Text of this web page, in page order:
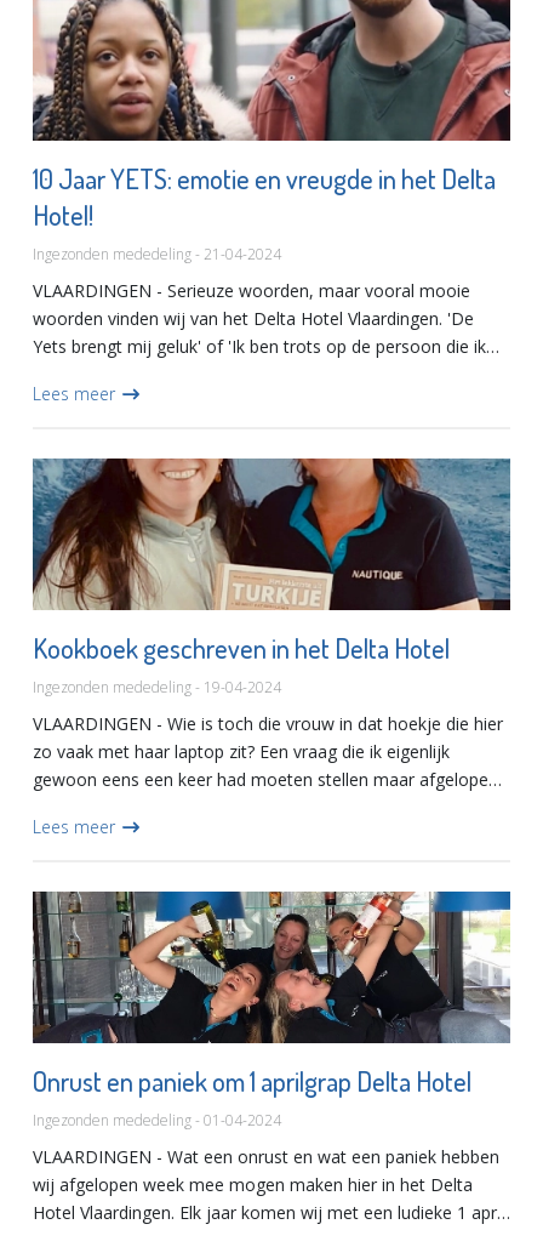
10 Jaar YETS: emotie en vreugde in het Delta
Hotel!
Ingezonden mededeling - 21-04-2024
VLAARDINGEN - Serieuze woorden, maar vooral mooie
woorden vinden wij van het Delta Hotel Vlaardingen. 'De
Yets brengt mij geluk' of 'Ik ben trots op de persoon die ik
res...
Lees meer
Kookboek geschreven in het Delta Hotel
Ingezonden mededeling - 19-04-2024
VLAARDINGEN - Wie is toch die vrouw in dat hoekje die hier
zo vaak met haar laptop zit? Een vraag die ik eigenlijk
gewoon eens een keer had moeten stellen maar afgelopen
Lees meer
Onrust en paniek om 1 aprilgrap Delta Hotel
Ingezonden mededeling - 01-04-2024
VLAARDINGEN - Wat een onrust en wat een paniek hebben
wij afgelopen week mee mogen maken hier in het Delta
Hotel Vlaardingen. Elk jaar komen wij met een ludieke 1 april